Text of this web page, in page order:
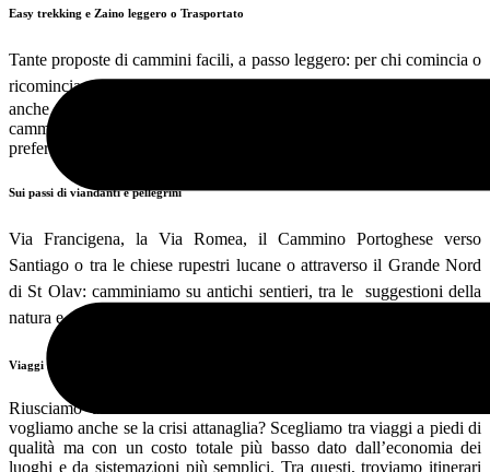
Easy trekking e Zaino leggero o Trasportato
Tante proposte di cammini facili, a passo leggero: per chi comincia o
ricomincia camminare e per impenitenti flaneurs.Monti e colline,
anche senza il peso dello zaino sulle spalle: per chi è abituato a
camminare per un giorno solo, anche con un buon dislivello, ma che
preferisce muoversi in libertà.
Sui passi di viandanti e pellegrini
Via Francigena, la Via Romea, il Cammino Portoghese verso
Santiago o tra le chiese rupestri lucane o attraverso il Grande Nord
di St Olav: camminiamo su antichi sentieri, tra le suggestioni della
natura e gli echi della sacralità cristiana.
Viaggi a piedi s-low cost
Riusciamo ancora a concederci le meritate vacanze come-dove
vogliamo anche se la crisi attanaglia? Scegliamo tra viaggi a piedi di
qualità ma con un costo totale più basso dato dall’economia dei
luoghi e da sistemazioni più semplici. Tra questi, troviamo itinerari